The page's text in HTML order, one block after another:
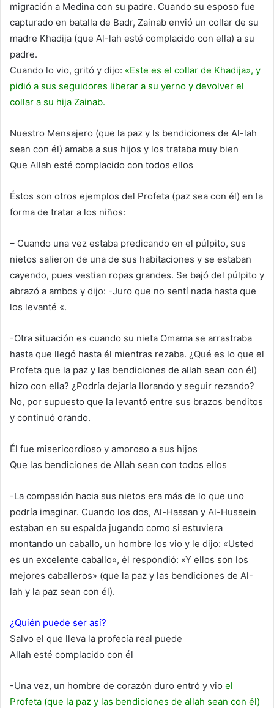
migración a Medina con su padre. Cuando su esposo fue
capturado en batalla de Badr, Zainab envió un collar de su
madre Khadija (que Al-lah esté complacido con ella) a su
padre.
Cuando lo vio, gritó y dijo: «Este es el collar de Khadija», y
pidió a sus seguidores liberar a su yerno y devolver el
collar a su hija Zainab.
Nuestro Mensajero (que la paz y ls bendiciones de Al-lah
sean con él) amaba a sus hijos y los trataba muy bien
Que Allah esté complacido con todos ellos
Éstos son otros ejemplos del Profeta (paz sea con él) en la
forma de tratar a los niños:
– Cuando una vez estaba predicando en el púlpito, sus
nietos salieron de una de sus habitaciones y se estaban
cayendo, pues vestian ropas grandes. Se bajó del púlpito y
abrazó a ambos y dijo: -Juro que no sentí nada hasta que
los levanté «.
-Otra situación es cuando su nieta Omama se arrastraba
hasta que llegó hasta él mientras rezaba. ¿Qué es lo que el
Profeta que la paz y las bendiciones de allah sean con él)
hizo con ella? ¿Podría dejarla llorando y seguir rezando?
No, por supuesto que la levantó entre sus brazos benditos
y continuó orando.
Él fue misericordioso y amoroso a sus hijos
Que las bendiciones de Allah sean con todos ellos
-La compasión hacia sus nietos era más de lo que uno
podría imaginar. Cuando los dos, Al-Hassan y Al-Hussein
estaban en su espalda jugando como si estuviera
montando un caballo, un hombre los vio y le dijo: «Usted
es un excelente caballo», él respondió: «Y ellos son los
mejores caballeros» (que la paz y las bendiciones de Al-
lah y la paz sean con él).
¿Quién puede ser así?
Salvo el que lleva la profecía real puede
Allah esté complacido con él
-Una vez, un hombre de corazón duro entró y vio el
Profeta (que la paz y las bendiciones de allah sean con él)